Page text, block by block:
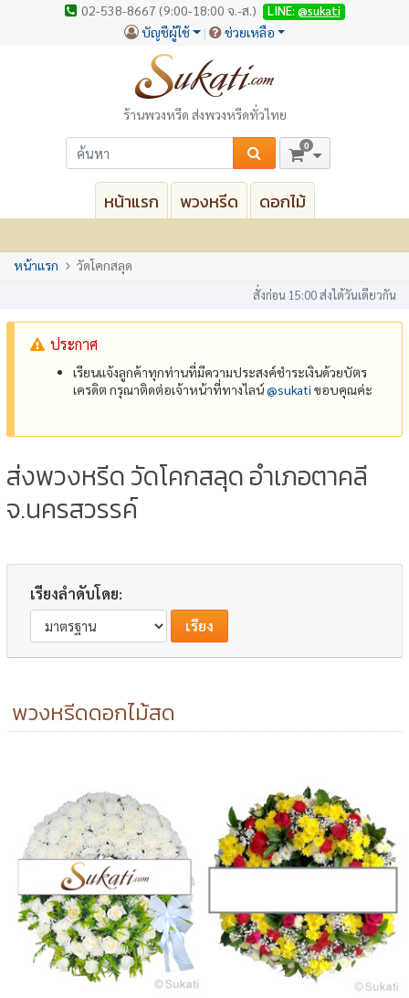
02-538-8667 (9:00-18:00 จ.-ส.) LINE: @sukati
บัญชีผู้ใช้ ช่วยเหลือ
ร้านพวงหรีด ส่งพวงหรีดทั่วไทย
0
หน้าแรก พวงหรีด ดอกไม้
หน้าแรก วัดโคกสลุด
สั่งก่อน 15:00 ส่งได้วันเดียวกัน
ประกาศ
เรียนแจ้งลูกค้าทุกท่านที่มีความประสงค์ชำระเงินด้วยบัตร
เครดิต กรุณาติดต่อเจ้าหน้าที่ทางไลน์@‌sukati ขอบคุณค่ะ
ส่งพวงหรีด วัดโคกสลุด อำเภอตาคลี
จ.นครสวรรค์
เรียงลำดับโดย:
พวงหรีดดอกไม้สด